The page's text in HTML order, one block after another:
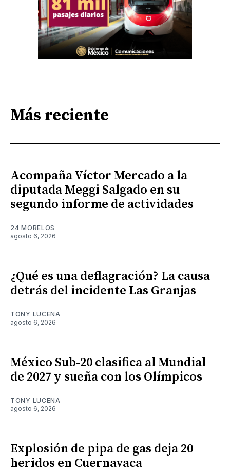
Más reciente
Acompaña Víctor Mercado a la
diputada Meggi Salgado en su
segundo informe de actividades
24 MORELOS
agosto 6, 2026
¿Qué es una deflagración? La causa
detrás del incidente Las Granjas
TONY LUCENA
agosto 6, 2026
México Sub-20 clasifica al Mundial
de 2027 y sueña con los Olímpicos
TONY LUCENA
agosto 6, 2026
Explosión de pipa de gas deja 20
heridos en Cuernavaca